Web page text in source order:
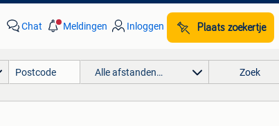
Chat Meldingen Inloggen Plaats zoekertje
Alle afstanden… Zoek